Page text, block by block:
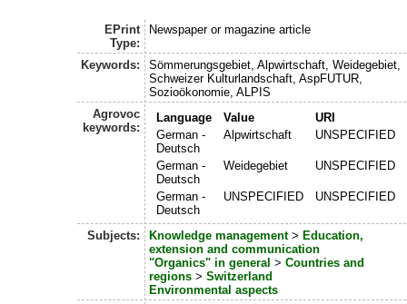
EPrint
Type:
Newspaper or magazine article
Keywords:
Sömmerungsgebiet, Alpwirtschaft, Weidegebiet,
Schweizer Kulturlandschaft, AspFUTUR,
Sozioökonomie, ALPIS
Agrovoc
keywords:
Language Value
URI
German -
Deutsch
Alpwirtschaft UNSPECIFIED
German -
Deutsch
Weidegebiet UNSPECIFIED
German -
Deutsch
UNSPECIFIED UNSPECIFIED
Subjects: Knowledge management> Education,
extension and communication
"Organics" in general > Countries and
regions> Switzerland
Environmental aspects